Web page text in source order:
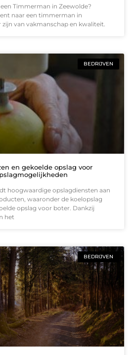
Timmerman in Zeewolde?
naar een timmerman in
zijn van vakmanschap en kwaliteit.
BEDRIJVEN
en gekoelde opslag voor
hoogwaardige opslagdiensten aan
waaronder de koelopslag
opslag voor boter. Dankzij
het
BEDRIJVEN